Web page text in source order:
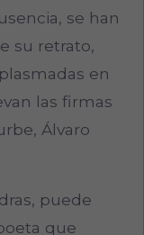
se han
su retrato,
en
las firmas
Álvaro
puede
que